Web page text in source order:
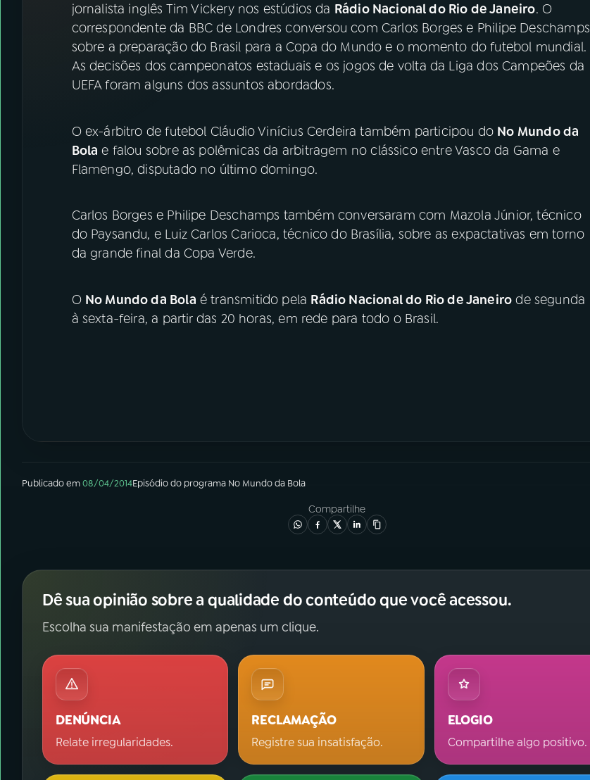
FESTIVAL DE MÚSICA
ACOMPANHE A RÁDIO NACIONAL
Instagram X
jornalista inglês Tim Vickery nos estúdios da Rádio Nacional do Rio de Janeiro. O
correspondente da BBC de Londres conversou com Carlos Borges e Philipe Deschamps
sobre a preparação do Brasil para a Copa do Mundo e o momento do futebol mundial.
As decisões dos campeonatos estaduais e os jogos de volta da Liga dos Campeões da
UEFA foram alguns dos assuntos abordados.
O ex-árbitro de futebol Cláudio Vinícius Cerdeira também participou do No Mundo da
Bola e falou sobre as polêmicas da arbitragem no clássico entre Vasco da Gama e
Flamengo, disputado no último domingo.
Carlos Borges e Philipe Deschamps também conversaram com Mazola Júnior, técnico
do Paysandu, e Luiz Carlos Carioca, técnico do Brasília, sobre as expactativas em torno
da grande final da Copa Verde.
O No Mundo da Bola é transmitido pela Rádio Nacional do Rio de Janeiro de segunda
à sexta-feira, a partir das 20 horas, em rede para todo o Brasil.
Publicado em08/04/2014Episódiodo programa No Mundo da Bola
Compartilhe
Dê sua opinião sobre a qualidade do conteúdo que você acessou.
Escolha sua manifestação em apenas um clique.
DENÚNCIA
Relate irregularidades.
RECLAMAÇÃO
Registre sua insatisfação.
ELOGIO
Compartilhe algo positivo.